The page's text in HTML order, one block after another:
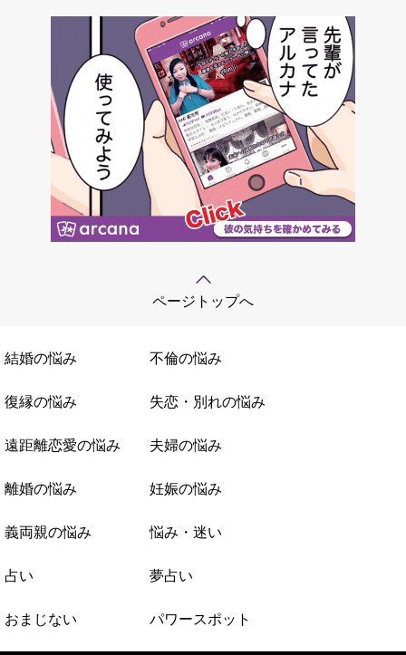
ページトップへ
結婚の悩み 不倫の悩み
復縁の悩み 失恋・別れの悩み
遠距離恋愛の悩み 夫婦の悩み
離婚の悩み 妊娠の悩み
義両親の悩み 悩み・迷い
占い 夢占い
おまじない パワースポット